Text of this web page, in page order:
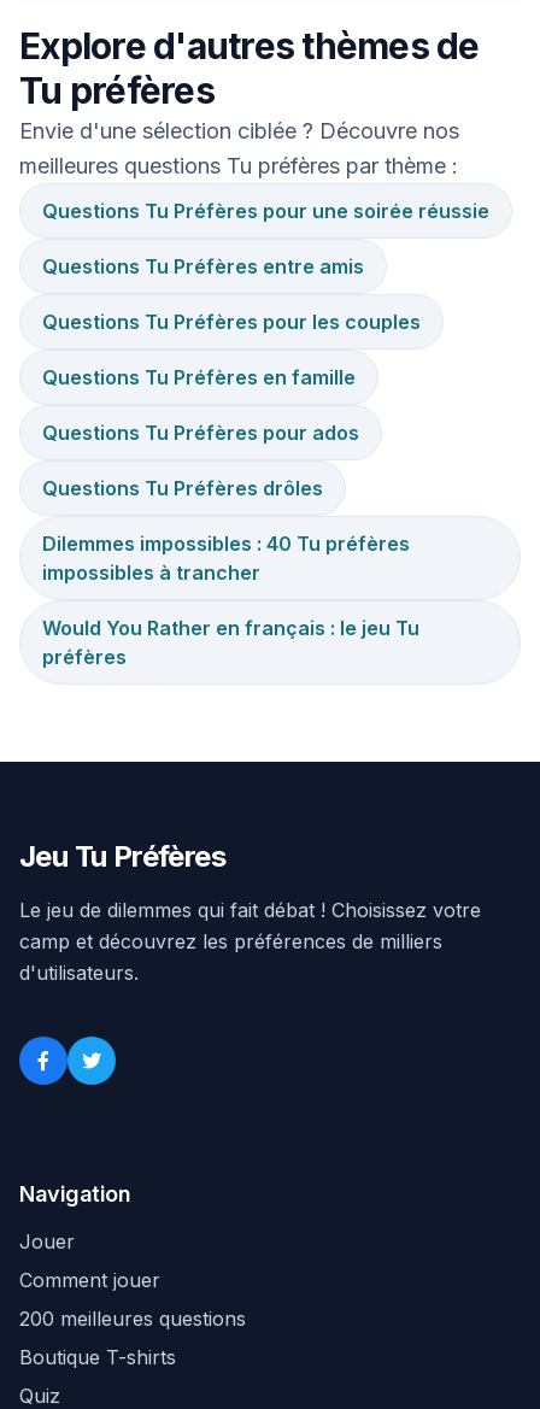
Explore d'autres thèmes de
Tu préfères
Envie d'une sélection ciblée ? Découvre nos
meilleures questions Tu préfères par thème :
Questions Tu Préfères pour une soirée réussie
Questions Tu Préfères entre amis
Questions Tu Préfères pour les couples
Questions Tu Préfères en famille
Questions Tu Préfères pour ados
Questions Tu Préfères drôles
Dilemmes impossibles : 40 Tu préfères
impossibles à trancher
Would You Rather en français : le jeu Tu
préfères
Jeu Tu Préfères
Le jeu de dilemmes qui fait débat ! Choisissez votre
camp et découvrez les préférences de milliers
d'utilisateurs.
Navigation
Jouer
Comment jouer
200 meilleures questions
Boutique T-shirts
Quiz